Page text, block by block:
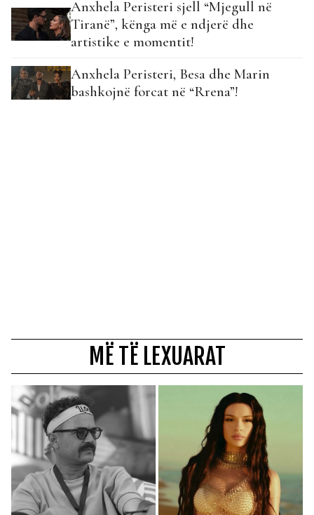
Anxhela Peristeri sjell “Mjegull në
Tiranë”, kënga më e ndjerë dhe
artistike e momentit!
Anxhela Peristeri, Besa dhe Marin
bashkojnë forcat në “Rrena”!
MË TË LEXUARAT